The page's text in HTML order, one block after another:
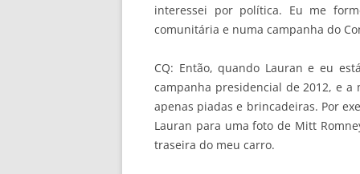
interessei por política. Eu me
comunitária e numa campanha do
CQ: Então, quando Lauran e eu
campanha presidencial de 2012, e
apenas piadas e brincadeiras. Por
Lauran para uma foto de Mitt
traseira do meu carro.